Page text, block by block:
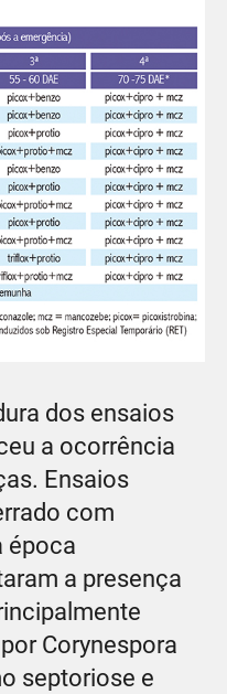
dos ensaios
a ocorrência
Ensaios
com
época
a presença
Corynespora
septoriose e